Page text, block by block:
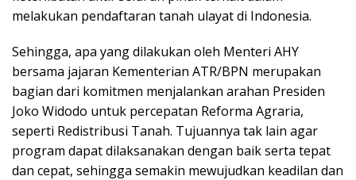
melakukan pendaftaran tanah ulayat di Indonesia.
Sehingga, apa yang dilakukan oleh Menteri AHY
bersama jajaran Kementerian ATR/BPN merupakan
bagian dari komitmen menjalankan arahan Presiden
Joko Widodo untuk percepatan Reforma Agraria,
seperti Redistribusi Tanah. Tujuannya tak lain agar
program dapat dilaksanakan dengan baik serta tepat
dan cepat, sehingga semakin mewujudkan keadilan dan